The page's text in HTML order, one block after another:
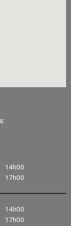
14h00
17h00
14h00
17h00